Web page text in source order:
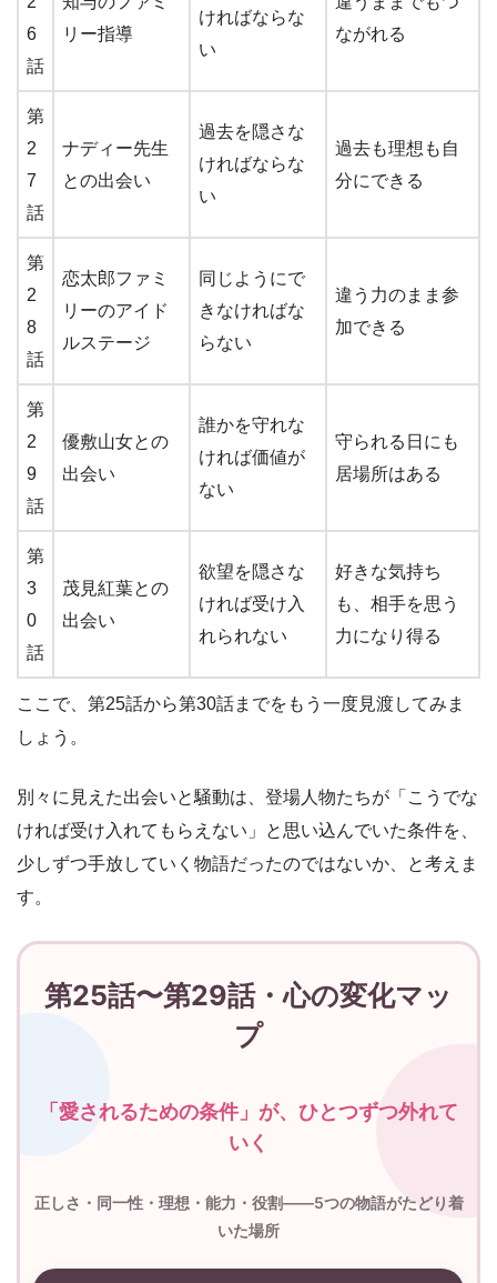
6
話
リー指導
ければならな
い
ながれる
第
2
7
話
ナディー先生
との出会い
過去を隠さな
ければならな
い
過去も理想も自
分にできる
第
2
8
話
恋太郎ファミ
リーのアイド
ルステージ
同じようにで
きなければな
らない
違う力のまま参
加できる
第
2
9
話
優敷山女との
出会い
誰かを守れな
ければ価値が
ない
守られる日にも
居場所はある
第
3
0
話
茂見紅葉との
出会い
欲望を隠さな
ければ受け入
れられない
好きな気持ち
も、相手を思う
力になり得る
ここで、第25話から第30話までをもう一度見渡してみま
しょう。
別々に見えた出会いと騒動は、登場人物たちが「こうでな
ければ受け入れてもらえない」と思い込んでいた条件を、
少しずつ手放していく物語だったのではないか、と考えま
す。
第25話〜第29話・心の変化マッ
プ
「愛されるための条件」が、ひとつずつ外れて
いく
正しさ・同一性・理想・能力・役割――5つの物語がたどり着
いた場所